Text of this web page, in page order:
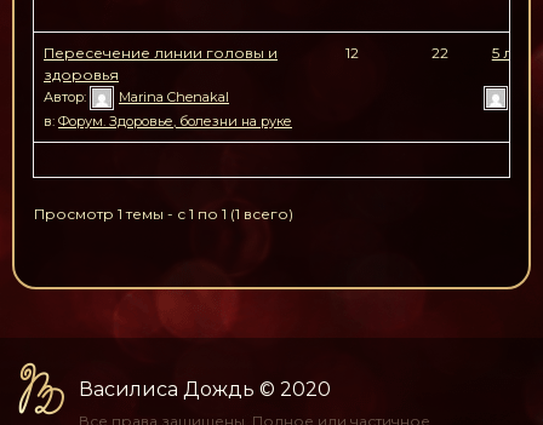
Пересечение линии головы и
здоровья
Автор:
Marina Chenakal
в: Форум. Здоровье, болезни на руке
12 22
5 лет,
Просмотр 1 темы - с 1 по 1 (1 всего)
Василиса Дождь © 2020
Все права защищены. Полное или частичное